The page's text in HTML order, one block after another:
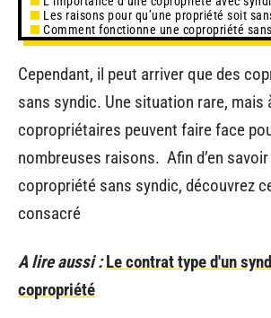
Les raisons pour qu’une propriété soit
Comment fonctionne une copropriété
Cependant, il peut arriver que des
sans syndic. Une situation rare, mais
copropriétaires peuvent faire face
nombreuses raisons. Afin d’en
copropriété sans syndic, découvrez
consacré
A lire aussi : Le contrat type d'un
copropriété